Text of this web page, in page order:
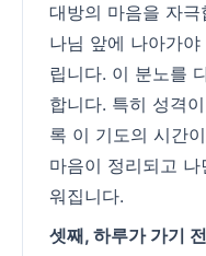
대방의 마음을 자
나님 앞에 나아가
립니다. 이 분노를
합니다. 특히 성격
록 이 기도의 시간
마음이 정리되고
워집니다.
셋째, 하루가 가기